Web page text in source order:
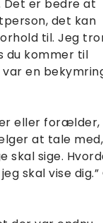
Det er bedre at
det kan
til. Jeg
du kommer til
en
eller forælder,
at tale med,
skal sige.
skal vise dig.”